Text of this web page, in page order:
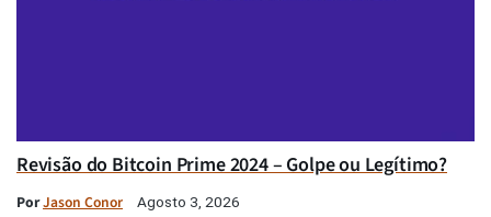
Revisão do Bitcoin Prime 2024 – Golpe ou Legítimo?
PorJason Conor Agosto 3, 2026